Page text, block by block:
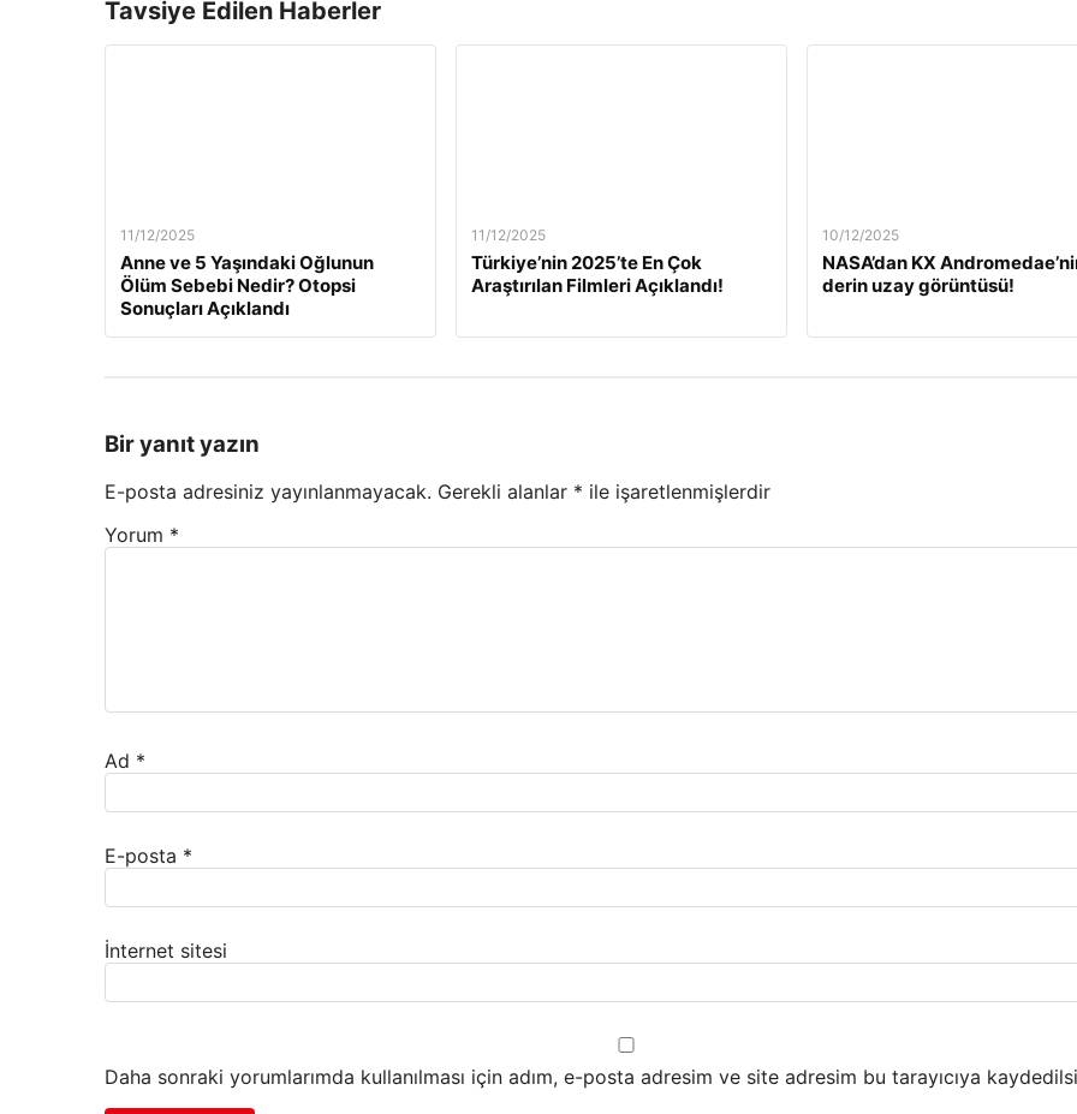
Tavsiye Edilen Haberler
11/12/2025
Anne ve 5 Yaşındaki Oğlunun
Ölüm Sebebi Nedir? Otopsi
Sonuçları Açıklandı
11/12/2025
Türkiye’nin 2025’te En Çok
Araştırılan Filmleri Açıklandı!
10/12/2025
NASA’dan KX
derin uzay görüntüsü!
Bir yanıt yazın
E-posta adresiniz yayınlanmayacak. Gerekli alanlar * ile işaretlenmişlerdir
Yorum *
Ad *
E-posta *
İnternet sitesi
Daha sonraki yorumlarımda kullanılması için adım, e-posta adresim ve site adresim bu tarayıcıya